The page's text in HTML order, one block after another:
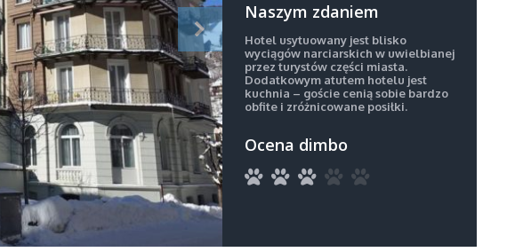
Naszym zdaniem
Hotel usytuowany jest blisko
wyciągów narciarskich w uwielbianej
przez turystów części miasta.
Dodatkowym atutem hotelu jest
kuchnia – goście cenią sobie bardzo
obfite i zróżnicowane posiłki.
Ocena dimbo